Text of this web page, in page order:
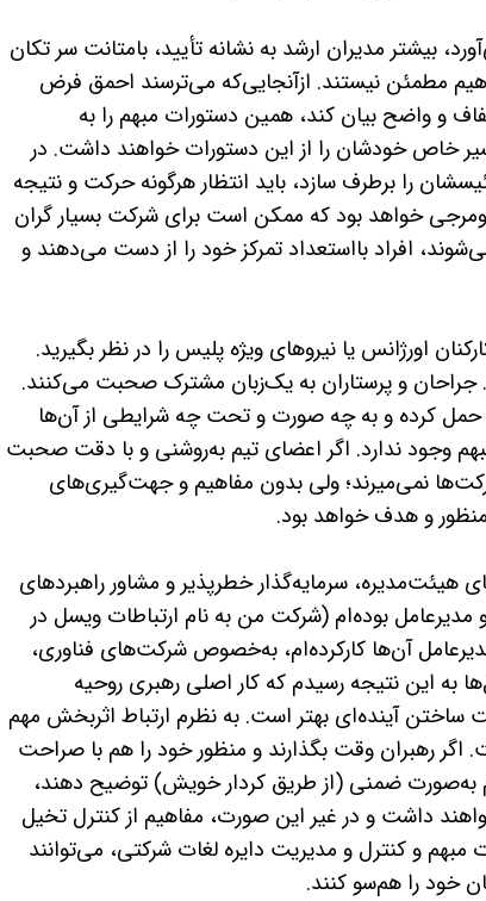
بیشتر مدیران ارشد به نشانه تأیید، بامتانت سر تکان
مطمئن نیستند. ازآنجایی‌که می‌­ترسند احمق فرض
و واضح بیان کند، همین دستورات مبهم را به
خاص خودشان را از این دستورات خواهند داشت. در
را برطرف سازد، باید انتظار هرگونه حرکت و نتیجه­‌
خواهد بود که ممکن است برای شرکت بسیار گران
افراد بااستعداد تمرکز خود را از دست می‌­دهند و
اورژانس یا نیروهای ویژه­ پلیس را در نظر بگیرید.
و پرستاران به یک‌زبان مشترک صحبت می­‌کنند.
حمل کرده و به چه صورت و تحت چه شرایطی از آن‌­ها
وجود ندارد. اگر اعضای تیم به‌روشنی و با دقت صحبت
نمی‌­میرند؛ ولی بدون مفاهیم و جهت­‌گیری‌­های
منظور و هدف خواهد بود.
سرمایه‌­گذار خطرپذیر و مشاور راهبردهای
مدیرعامل بوده‌­ام (شرکت من به نام ارتباطات ویسل در
مدیرعامل آن­‌ها کارکرده‌ام، به‌خصوص شرکت­‌های فناوری،
به این نتیجه رسیدم که کار اصلی رهبری روحیه
آینده­‌ای بهتر است. به نظرم ارتباط اثربخش مهم­‌
اگر رهبران وقت بگذارند و منظور خود را هم با صراحت
ضمنی (از طریق کردار خویش) توضیح دهند،
داشت و در غیر این صورت، مفاهیم از کنترل تخیل
و کنترل و مدیریت دایره لغات شرکتی، می­‌توانند
خود را هم‌سو کنند.